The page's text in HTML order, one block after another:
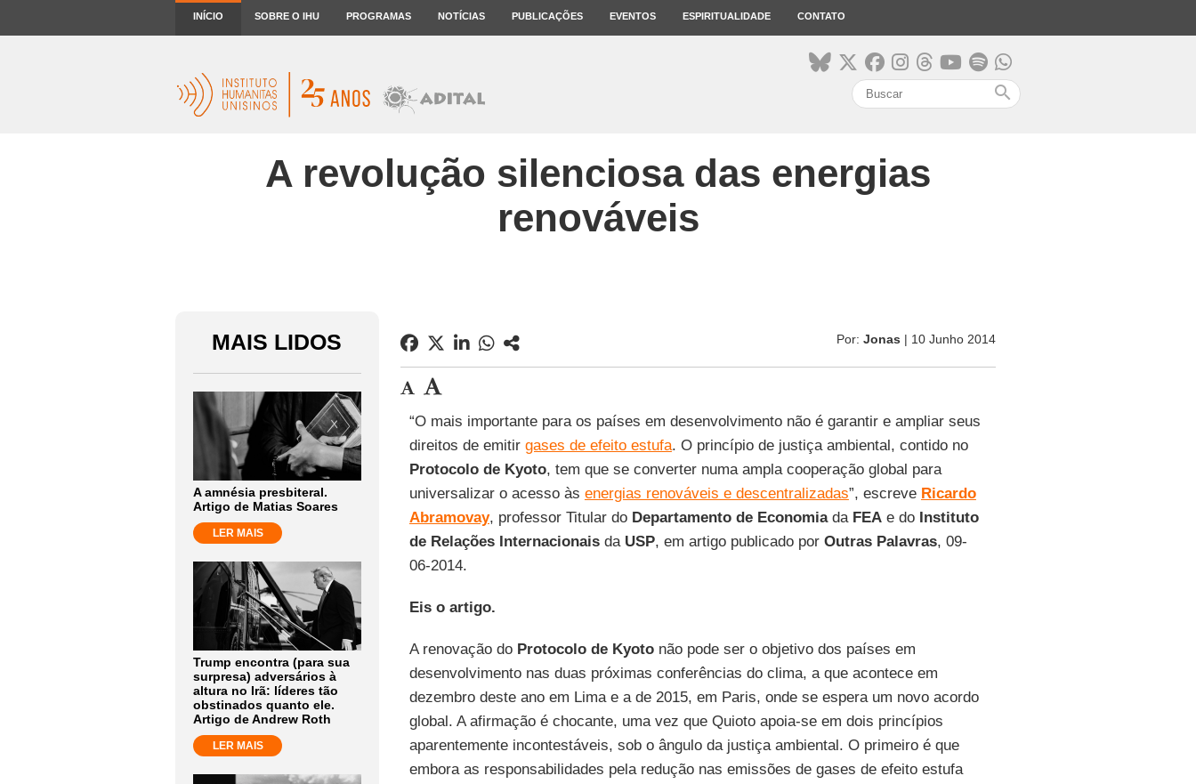
INÍCIO SOBRE O IHU PROGRAMAS NOTÍCIAS PUBLICAÇÕES EVENTOS ESPIRITUALIDADE CONTATO
search
A revolução silenciosa das energias
renováveis
MAIS LIDOS
A amnésia presbiteral.
Artigo de Matias Soares
LER MAIS
Trump encontra (para sua
surpresa) adversários à
altura no Irã: líderes tão
obstinados quanto ele.
Artigo de Andrew Roth
LER MAIS
Por: Jonas | 10 Junho 2014
“O mais importante para os países em desenvolvimento não é garantir e ampliar seus
direitos de emitir gases de efeito estufa. O princípio de justiça ambiental, contido no
Protocolo de Kyoto, tem que se converter numa ampla cooperação global para
universalizar o acesso às energias renováveis e descentralizadas”, escreve Ricardo
Abramovay, professor Titular do Departamento de Economiada FEAe do Instituto
de Relações Internacionaisda USP, em artigo publicado por Outras Palavras, 09-
06-2014.
Eis o artigo.
A renovação do Protocolo de Kyotonão pode ser o objetivo dos países em
desenvolvimento nas duas próximas conferências do clima, a que acontece em
dezembro deste ano em Lima e a de 2015, em Paris, onde se espera um novo acordo
global. A afirmação é chocante, uma vez que Quioto apoia-se em dois princípios
aparentemente incontestáveis, sob o ângulo da justiça ambiental. O primeiro é que
embora as responsabilidades pela redução nas emissões de gases de efeito estufa